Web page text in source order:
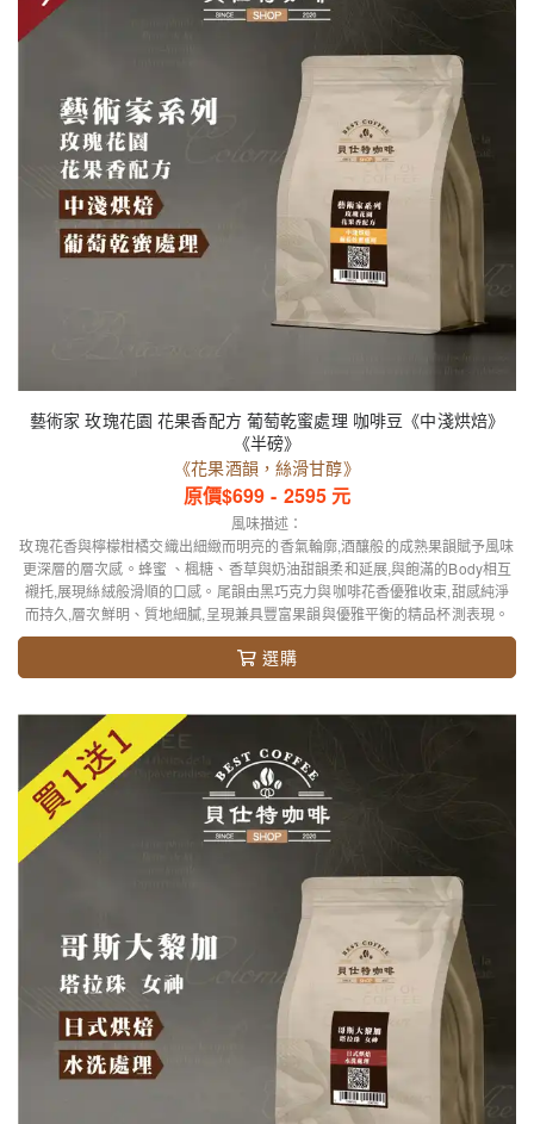
藝術家 玫瑰花園 花果香配方 葡萄乾蜜處理 咖啡豆《中淺烘焙》
《半磅》
《花果酒韻，絲滑甘醇》
原價$699 - 2595 元
風味描述：
玫瑰花香與檸檬柑橘交織出細緻而明亮的香氣輪廓,酒釀般的成熟果韻賦予風味
更深層的層次感。蜂蜜 、楓糖、香草與奶油甜韻柔和延展,與飽滿的Body相互
襯托,展現絲絨般滑順的口感。尾韻由黑巧克力與咖啡花香優雅收束,甜感純淨
而持久,層次鮮明、質地細膩,呈現兼具豐富果韻與優雅平衡的精品杯測表現。
選購